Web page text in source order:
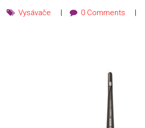
Vysávače 0 Comments